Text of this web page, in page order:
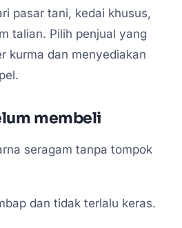
pasar tani, kedai khusus,
talian. Pilih penjual yang
kurma dan menyediakan
membeli
seragam tanpa tompok
dan tidak terlalu keras.